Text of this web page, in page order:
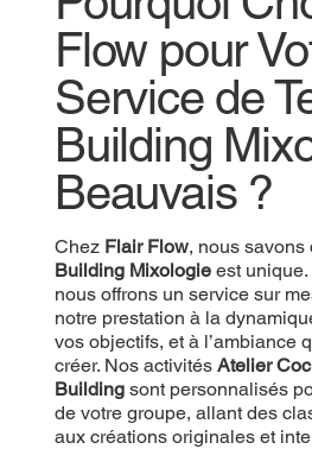
Flow pour
Service de
Building
Beauvais ?
Chez Flair Flow, nous savons
Building Mixologieest unique.
nous offrons un service sur
notre prestation à la
vos objectifs, et à l’ambiance
créer. Nos activités Atelier
Buildingsont personnalisés
de votre groupe, allant des
aux créations originales et